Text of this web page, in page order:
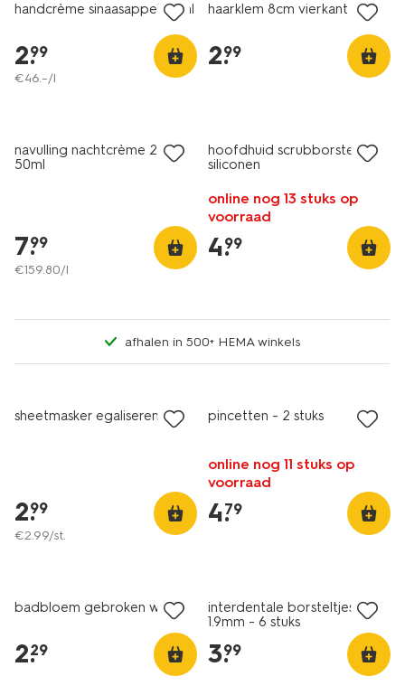
handcrème sinaasappel 65ml
2.
99
€46.–/l
haarklem 8cm vierkant bruin
2.
99
navulling nachtcrème 25+
50ml
7.
99
€159.80/l
hoofdhuid scrubborstel
siliconen
online nog 13 stuks op
voorraad
4.
99
afhalen in 500+ HEMA winkels
sheetmasker egaliserend
2.
99
€2.99/st.
pincetten - 2 stuks
online nog 11 stuks op
voorraad
4.
79
badbloem gebroken wit
2.
29
interdentale borsteltjes
1.9mm - 6 stuks
3.
99